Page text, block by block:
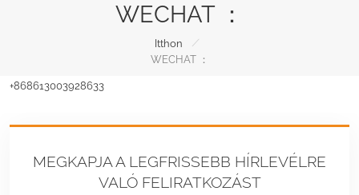
WECHAT ：
Itthon
/
WECHAT ：
+868613003928633
MEGKAPJA A LEGFRISSEBB HÍRLEVÉLRE
VALÓ FELIRATKOZÁST